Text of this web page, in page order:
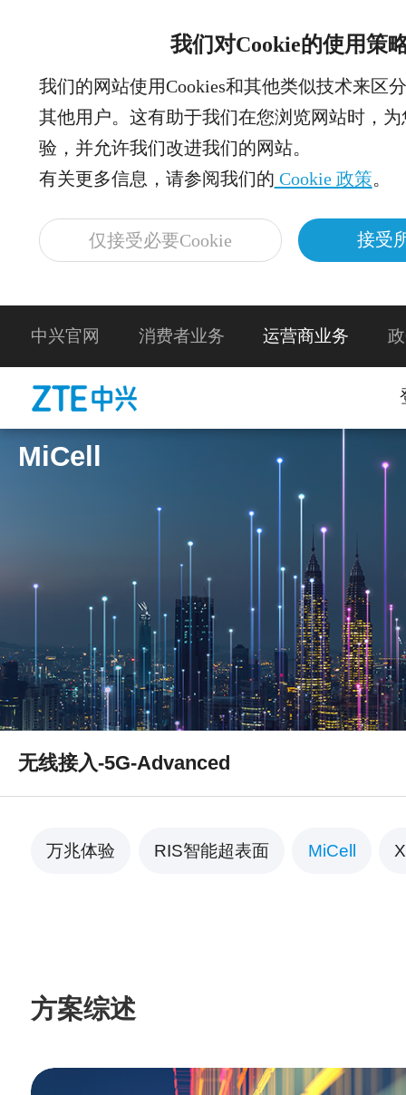
我们对Cookie的使用策
我们的网站使用Cookies和其他类似技术来区
其他用户。这有助于我们在您浏览网站时，
验，并允许我们改进我们的网站。
有关更多信息，请参阅我们的 Cookie 政策。
仅接受必要Cookie 接受
中兴官网 消费者业务 运营商业务
MiCell
无线接入-5G-Advanced
万兆体验 RIS智能超表面 MiCell
方案综述